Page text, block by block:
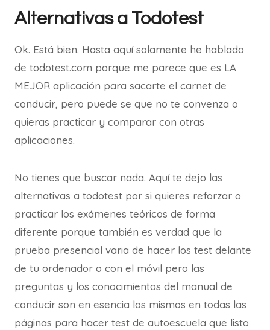
Alternativas a Todotest
Ok. Está bien. Hasta aquí solamente he hablado
de todotest.com porque me parece que es LA
MEJOR aplicación para sacarte el carnet de
conducir, pero puede se que no te convenza o
quieras practicar y comparar con otras
aplicaciones.
No tienes que buscar nada. Aquí te dejo las
alternativas a todotest por si quieres reforzar o
practicar los exámenes teóricos de forma
diferente porque también es verdad que la
prueba presencial varia de hacer los test delante
de tu ordenador o con el móvil pero las
preguntas y los conocimientos del manual de
conducir son en esencia los mismos en todas las
páginas para hacer test de autoescuela que listo